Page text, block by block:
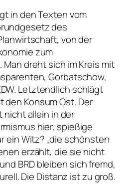
in den Texten vom
des
von der
zum
dreht sich im Kreis mit
Gorbatschow,
Letztendlich schlägt
den Konsum Ost. Der
allein in der
hier, spießige
ein Witz? „die schönsten
erzählt, die sie nicht
BRD bleiben sich fremd,
Die Distanz ist zu groß.